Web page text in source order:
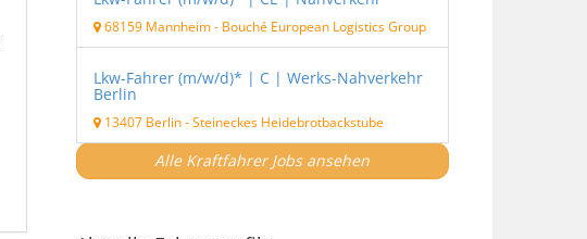
68159 Mannheim - Bouché European Logistics Group
Lkw-Fahrer (m/w/d)* | C | Werks-Nahverkehr
Berlin
13407 Berlin -Steineckes Heidebrotbackstube
Alle Kraftfahrer Jobs ansehen